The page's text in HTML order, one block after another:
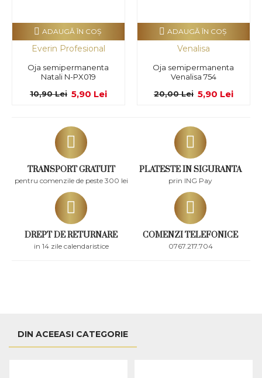
TRANSPORT GRATUIT
pentru comenzile de peste 300 lei
PLATESTE IN SIGURANTA
prin ING Pay
DREPT DE RETURNARE
in 14 zile calendaristice
COMENZI TELEFONICE
0767.217.704
Everin Profesional
Oja semipermanenta
Natali N-PX019
5,90 Lei
10,90 Lei
ADAUGĂ ÎN COŞ
Venalisa
Oja semipermanenta
Venalisa 754
5,90 Lei
20,00 Lei
ADAUGĂ ÎN COŞ
DIN ACEEASI CATEGORIE